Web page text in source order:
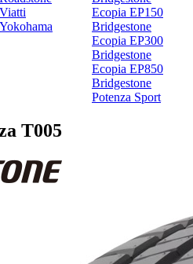
Viatti
Yokohama
Ecopia EP150
Bridgestone
Ecopia EP300
Bridgestone
Ecopia EP850
Bridgestone
Potenza Sport
T005